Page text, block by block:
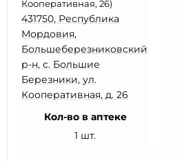
Кооперативная, 26)
431750, Республика
Мордовия,
Большеберезниковский
р-н, с. Большие
Березники, ул.
Кооперативная, д. 26
Кол-во в аптеке
1 шт.